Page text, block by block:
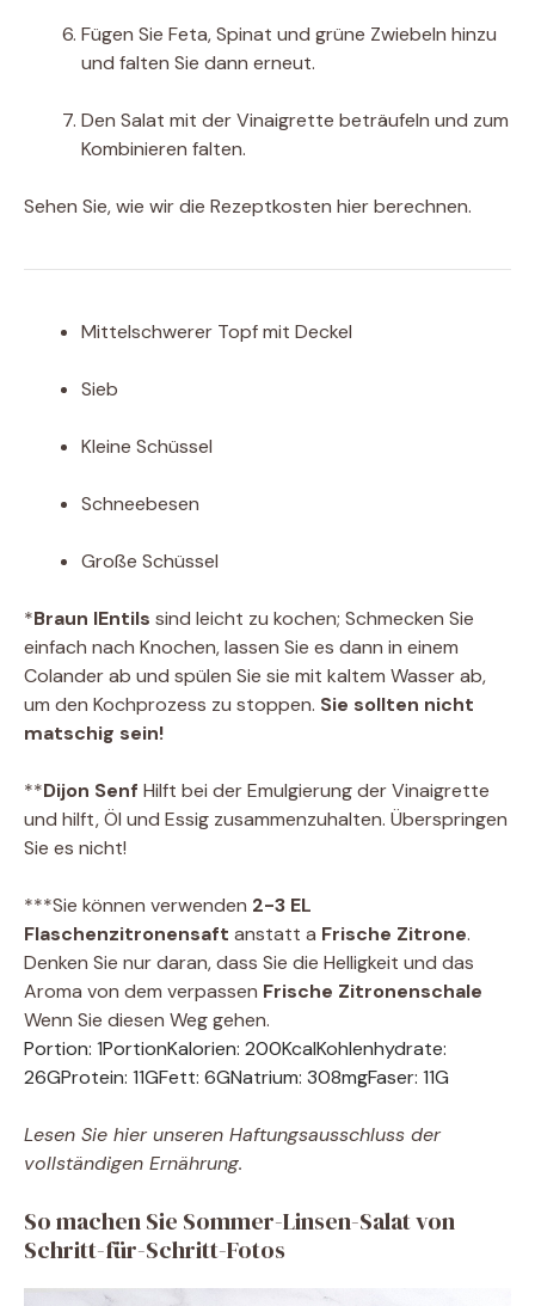
Fügen Sie Feta, Spinat und grüne Zwiebeln hinzu
und falten Sie dann erneut.
Den Salat mit der Vinaigrette beträufeln und zum
Kombinieren falten.
Sehen Sie, wie wir die Rezeptkosten hier berechnen.
Mittelschwerer Topf mit Deckel
Sieb
Kleine Schüssel
Schneebesen
Große Schüssel
*Braun lEntils sind leicht zu kochen; Schmecken Sie
einfach nach Knochen, lassen Sie es dann in einem
Colander ab und spülen Sie sie mit kaltem Wasser ab,
um den Kochprozess zu stoppen. Sie sollten nicht
matschig sein!
**Dijon Senf Hilft bei der Emulgierung der Vinaigrette
und hilft, Öl und Essig zusammenzuhalten. Überspringen
Sie es nicht!
***Sie können verwenden 2-3 EL
Flaschenzitronensaft anstatt a Frische Zitrone.
Denken Sie nur daran, dass Sie die Helligkeit und das
Aroma von dem verpassen Frische Zitronenschale
Wenn Sie diesen Weg gehen.
Portion: 1PortionKalorien: 200KcalKohlenhydrate:
26GProtein: 11GFett: 6GNatrium: 308mgFaser: 11G
Lesen Sie hier unseren Haftungsausschluss der
vollständigen Ernährung.
So machen Sie Sommer-Linsen-Salat von
Schritt-für-Schritt-Fotos